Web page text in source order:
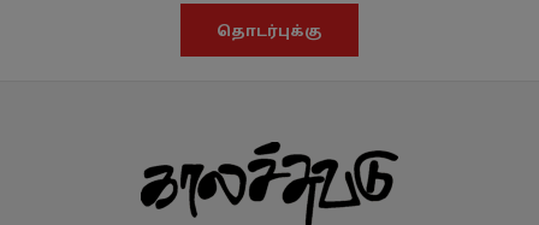
தொடர்புக்கு